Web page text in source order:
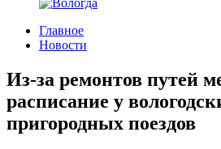
Главное
Новости
Из-за ремонтов путей
расписание у
пригородных поездов